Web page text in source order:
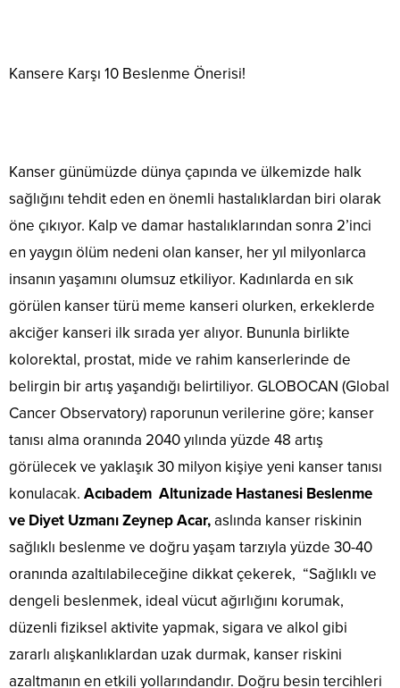
Kansere Karşı 10 Beslenme Önerisi!
Kanser günümüzde dünya çapında ve ülkemizde halk
sağlığını tehdit eden en önemli hastalıklardan biri olarak
öne çıkıyor. Kalp ve damar hastalıklarından sonra 2’inci
en yaygın ölüm nedeni olan kanser, her yıl milyonlarca
insanın yaşamını olumsuz etkiliyor. Kadınlarda en sık
görülen kanser türü meme kanseri olurken, erkeklerde
akciğer kanseri ilk sırada yer alıyor. Bununla birlikte
kolorektal, prostat, mide ve rahim kanserlerinde de
belirgin bir artış yaşandığı belirtiliyor. GLOBOCAN (Global
Cancer Observatory) raporunun verilerine göre; kanser
tanısı alma oranında 2040 yılında yüzde 48 artış
görülecek ve yaklaşık 30 milyon kişiye yeni kanser tanısı
konulacak. Acıbadem Altunizade Hastanesi Beslenme
ve Diyet Uzmanı Zeynep Acar,aslında kanser riskinin
sağlıklı beslenme ve doğru yaşam tarzıyla yüzde 30-40
oranında azaltılabileceğine dikkat çekerek, “Sağlıklı ve
dengeli beslenmek, ideal vücut ağırlığını korumak,
düzenli fiziksel aktivite yapmak, sigara ve alkol gibi
zararlı alışkanlıklardan uzak durmak, kanser riskini
azaltmanın en etkili yollarındandır. Doğru besin tercihleri